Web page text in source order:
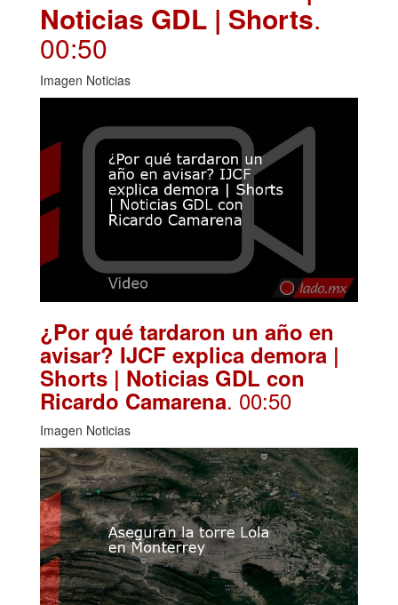
Noticias GDL | Shorts.
00:50
Imagen Noticias
¿Por qué tardaron un año en
avisar? IJCF explica demora |
Shorts | Noticias GDL con
Ricardo Camarena. 00:50
Imagen Noticias